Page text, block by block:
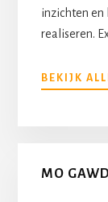
inzichten en
realiseren.
BEKIJK
MO